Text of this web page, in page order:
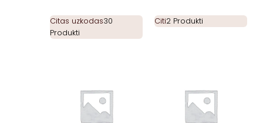
Citas uzkodas30
Produkti
Citi2 Produkti